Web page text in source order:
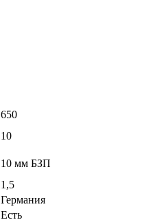
650
10
10 мм БЗП
1,5
Германия
Есть